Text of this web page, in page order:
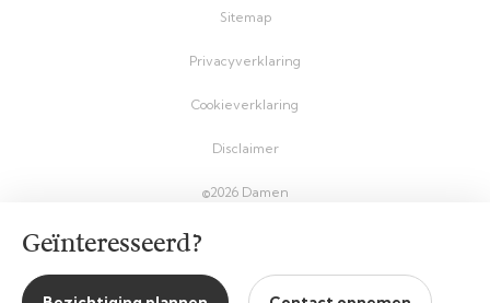
Geïnteresseerd?
©2026 Damen
Sitemap
Privacyverklaring
Cookieverklaring
Disclaimer